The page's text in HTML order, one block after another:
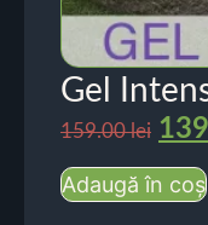
Gel
159.00lei
Adaugă în coș